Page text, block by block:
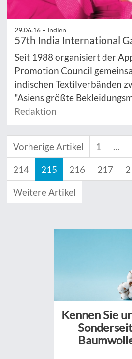
29.06.16 – Indien
57th India International
Seit 1988 organisiert der
Promotion Council
indischen Textilverbänden
"Asiens größte
Redaktion
Vorherige Artikel 1 …
214 215 216 217
Weitere Artikel
Kennen Sie